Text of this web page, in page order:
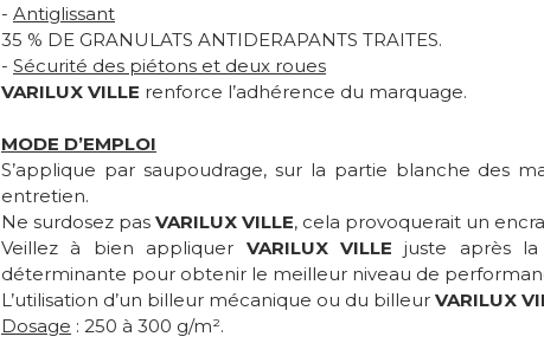
- Antiglissant
35 % DE GRANULATS ANTIDERAPANTS TRAITES.
- Sécurité des piétons et deux roues
VARILUX VILLE renforce l’adhérence du marquage.
MODE D’EMPLOI
S’applique par saupoudrage, sur la partie blanche des
entretien.
Ne surdosez pas VARILUX VILLE, cela provoquerait un
Veillez à bien appliquer VARILUX VILLE juste après
déterminante pour obtenir le meilleur niveau de
L’utilisation d’un billeur mécanique ou du billeur VARILUX
Dosage : 250 à 300 g/m².